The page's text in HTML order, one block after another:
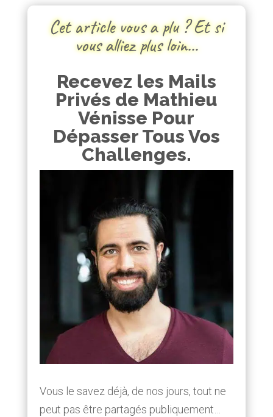
Cet article vous a plu ? Et si
vous alliez plus loin…
Recevez les Mails
Privés de Mathieu
Vénisse Pour
Dépasser Tous Vos
Challenges.
Vous le savez déjà, de nos jours, tout ne
peut pas être partagés publiquement…